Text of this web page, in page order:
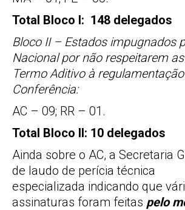
Total Bloco I: 148 delegados
Bloco II – Estados impugnados
Nacional por não respeitarem
Termo Aditivo à
Conferência:
AC – 09; RR – 01.
Total Bloco II: 10 delegados
Ainda sobre o AC, a Secretaria
de laudo de perícia técnica
especializada indicando que
assinaturas foram feitas pelo